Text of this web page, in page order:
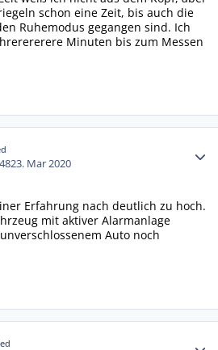
schon eine Zeit, bis auch die
Ruhemodus gegangen sind. Ich
Minuten bis zum Messen
23. Mar 2020
Erfahrung nach deutlich zu hoch.
mit aktiver Alarmanlage
Auto noch